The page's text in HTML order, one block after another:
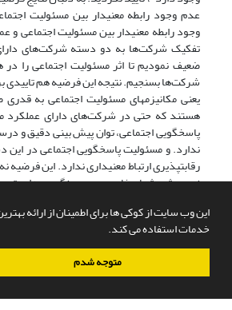
این وب سایت از کوکی ها برای اطمینان از ارائه
خدمات استفاده می کند.
متوجه شدم
عدم وجود رابطه معنی­دار بین مسئولیت
وجود رابطه معنی­دار بین مسئولیت اجتماعی و
تفکیک شرکت‌ها به دو دسته شرکت‌های
ضعیف نمودیم تا اثر مسئولیت اجتماعی را
شرکت‌ها بسنجیم. نتیجه این فرضیه هم تاییدی
یعنی مکانیزم­های مسئولیت اجتماعی به
هستند که حتی در شرکت‌های دارای عملکرد
پاسخگویی اجتماعی، توان پیش بینی دقیق و
ندارد. و مسئولیت پاسخگویی اجتماعی در
رقابت­پذیری ارتباط معنی­داری ندارد. این
نه در پژوهش­های خارجی بررسی نگردیده است.
با توجه به نتایج پژوهش حاضر پیشنهادهایی برای